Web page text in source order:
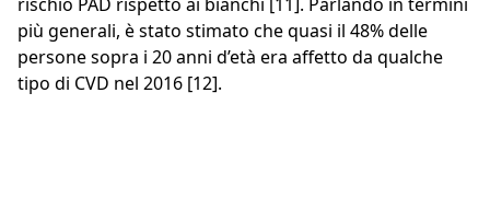
più generali, è stato stimato che quasi il 48% delle
persone sopra i 20 anni d’età era affetto da qualche
tipo di CVD nel 2016 [12].